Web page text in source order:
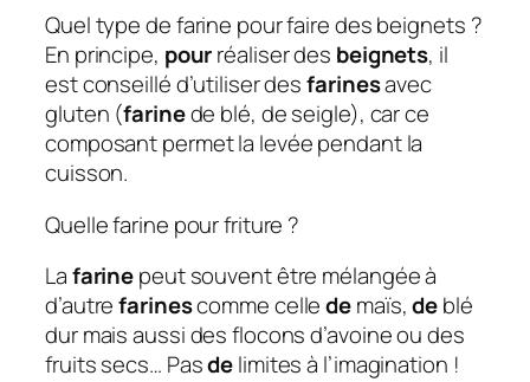
Quel type de farine pour faire des beignets ?
En principe, pourréaliser des beignets, il
est conseillé d’utiliser desfarinesavec
gluten (farinede blé, de seigle), car ce
composant permet la levée pendant la
cuisson.
Quelle farine pour friture ?
Lafarinepeut souvent être mélangée à
d’autrefarinescomme celledemaïs,deblé
dur mais aussi des flocons d’avoine ou des
fruits secs… Pasdelimites à l’imagination !